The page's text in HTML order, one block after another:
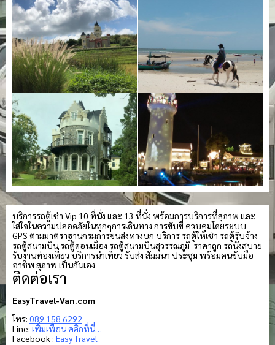
บริการรถตู้เช่า Vip 10 ที่นั่ง และ 13 ที่นั่ง พร้อมการบริการที่สุภาพ และ
ใส่ใจในความปลอดภัยในทุกๆการเดินทาง การขับขี่ ควบคุมโดยระบบ
GPS ตามมาตราฐานกรมการขนส่งทางบก บริการ รถตู้ให้เช่า รถตู้รับจ้าง
รถตู้สนามบิน รถตู้ดอนเมือง รถตู้สนามบินสุวรรณภูมิ ราคาถูก รถนั่งสบาย
รับงานท่องเที่ยว บริการนำเที่ยว รับส่ง สัมมนา ประชุม พร้อมคนขับมือ
อาชีพ สุภาพ เป็นกันเอง
ติดต่อเรา
EasyTravel-Van.com
โทร: 089 158 6292
Line: เพิ่มเพื่อน คลิกที่นี่…
Facebook : Easy Travel